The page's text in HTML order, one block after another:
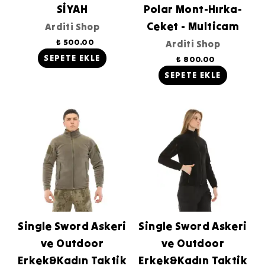
SİYAH
Arditi Shop
₺ 500.00
SEPETE EKLE
Polar Mont-Hırka-
Ceket - Multicam
Arditi Shop
₺ 800.00
SEPETE EKLE
Single Sword Askeri
ve Outdoor
Erkek&Kadın Taktik
Single Sword Askeri
ve Outdoor
Erkek&Kadın Taktik